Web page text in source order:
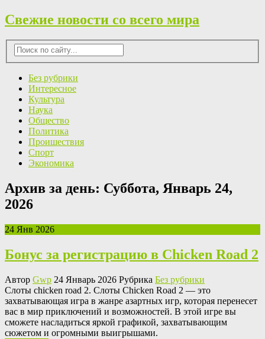
Свежие новости со всего мира
Без рубрики
Интересное
Культура
Наука
Общество
Политика
Проишествия
Спорт
Экономика
Архив за день: Суббота, Январь 24,
2026
24 Янв 2026
Бонус за регистрацию в Chicken Road 2
Автор Gwp 24 Январь 2026 Рубрика Без рубрики
Слoты chicken road 2. Слoты Chicken Road 2 — этo
захватывающая игра в жанре азартных игр, которая перенесет
вас в мир приключений и возможностей. В этой игре вы
сможете насладиться яркой графикой, захватывающим
сюжетом и огромными выигрышами.